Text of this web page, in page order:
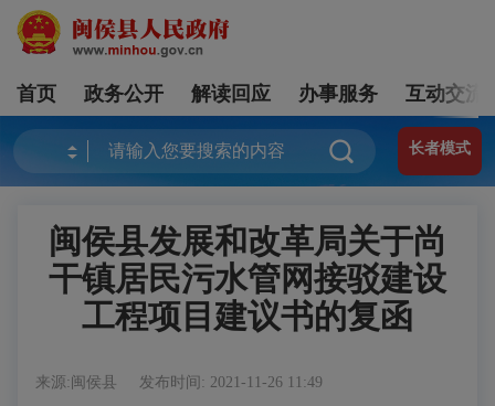
首页 政务公开 解读回应 办事服务 互动交流
长者模式
闽侯县发展和改革局关于尚
干镇居民污水管网接驳建设
工程项目建议书的复函
来源:闽侯县 发布时间: 2021-11-26 11:49